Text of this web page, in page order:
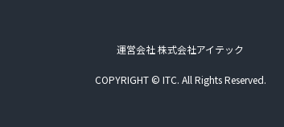
運営会社 株式会社アイテック
COPYRIGHT © ITC. All Rights Reserved.